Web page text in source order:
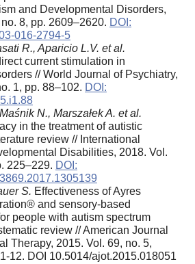
and Developmental Disorders,
8, pp. 2609–2620. DOI:
016-2794-5
R., Aparicio L.V. et al.
current stimulation in
// World Journal of Psychiatry,
1, pp. 88–102. DOI:
N., Marszałek A. et al.
in the treatment of autistic
review // International
Disabilities, 2018. Vol.
225–229. DOI:
S. Effectiveness of Ayres
and sensory-based
people with autism spectrum
review // American Journal
Therapy, 2015. Vol. 69, no. 5,
12. DOI 10.5014/ajot.2015.018051